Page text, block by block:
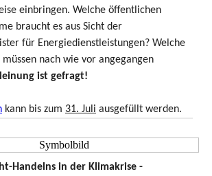
einbringen. Welche öffentlichen
braucht es aus Sicht der
für Energiedienstleistungen? Welche
nach wie vor angegangen
ist gefragt!
kann bis zum 31. Juli ausgefüllt werden.
Handelns in der Klimakrise -